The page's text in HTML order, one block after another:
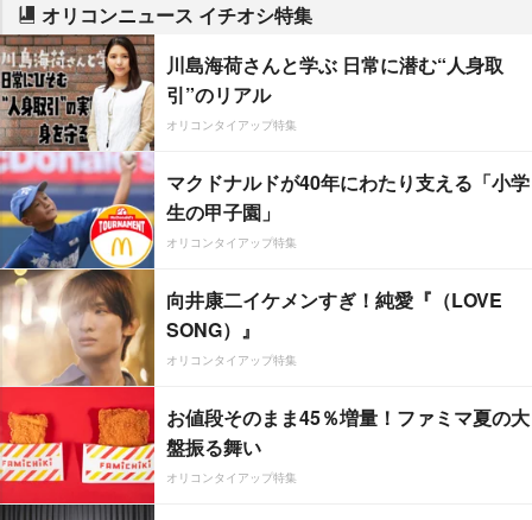
オリコンニュース イチオシ特集
川島海荷さんと学ぶ 日常に潜む“人身取
引”のリアル
オリコンタイアップ特集
マクドナルドが40年にわたり支える「小学
生の甲子園」
オリコンタイアップ特集
向井康二イケメンすぎ！純愛『（LOVE
SONG）』
オリコンタイアップ特集
お値段そのまま45％増量！ファミマ夏の大
盤振る舞い
オリコンタイアップ特集